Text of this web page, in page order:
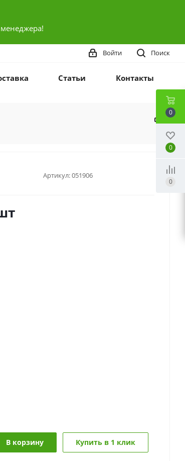
Поиск
Войти
Статьи Контакты
Артикул:051906
В корзину Купить в 1 клик
0
0
0